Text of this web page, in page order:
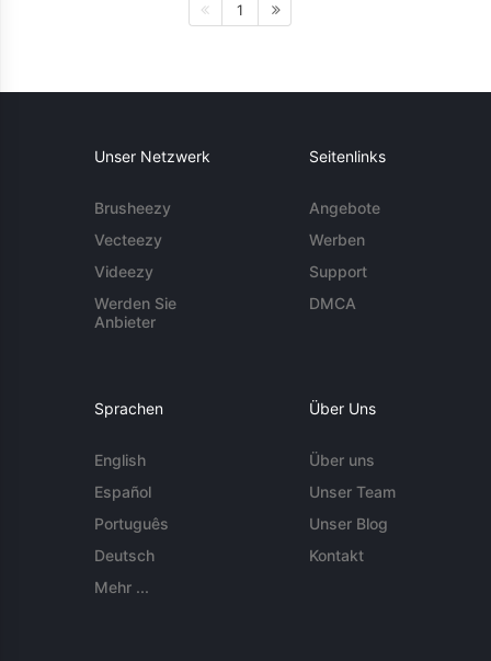
1
Unser Netzwerk
Brusheezy
Vecteezy
Videezy
Werden Sie
Anbieter
Seitenlinks
Angebote
Werben
Support
DMCA
Sprachen
English
Español
Português
Deutsch
Mehr ...
Über Uns
Über uns
Unser Team
Unser Blog
Kontakt